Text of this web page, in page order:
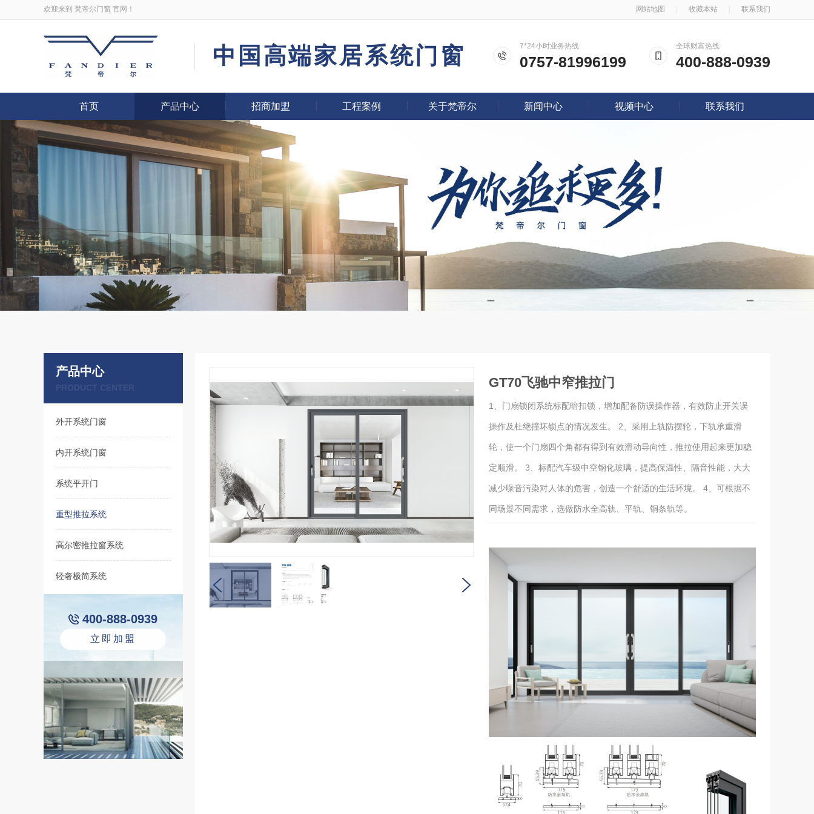
欢迎来到 梵帝尔门窗 官网！ 网站地图 收藏本站 联系我们
中国高端家居系统门窗 全球财富热线
400-888-0939
7*24小时业务热线
0757-81996199
首页 产品中心 招商加盟 工程案例 关于梵帝尔 新闻中心 视频中心 联系我们
产品中心
外开系统门窗
内开系统门窗
系统平开门
重型推拉系统
高尔密推拉窗系统
轻奢极简系统
400-888-0939
立即加盟
GT70飞驰中窄推拉门
1、门扇锁闭系统标配暗扣锁，增加配备防误操作器，有效防止开关误
操作及杜绝撞坏锁点的情况发生。 2、采用上轨防摆轮，下轨承重滑
轮，使一个门扇四个角都有得到有效滑动导向性，推拉使用起来更加稳
定顺滑。 3、标配汽车级中空钢化玻璃，提高保温性、隔音性能，大大
减少噪音污染对人体的危害，创造一个舒适的生活环境。 4、可根据不
同场景不同需求，选做防水全高轨、平轨、铜条轨等。